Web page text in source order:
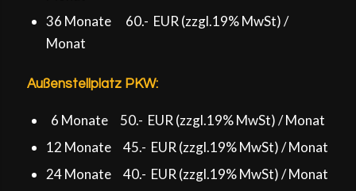
36 Monate 60.- EUR (zzgl.19% MwSt) /
Monat
Außenstellplatz PKW:
6 Monate 50.- EUR (zzgl.19% MwSt) / Monat
12 Monate 45.- EUR (zzgl.19% MwSt) / Monat
24 Monate 40.- EUR (zzgl.19% MwSt) / Monat